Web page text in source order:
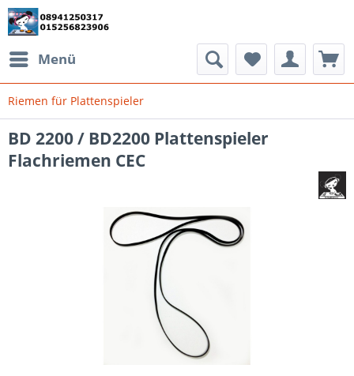
Menü
Riemen für Plattenspieler
BD 2200 / BD2200 Plattenspieler
Flachriemen CEC